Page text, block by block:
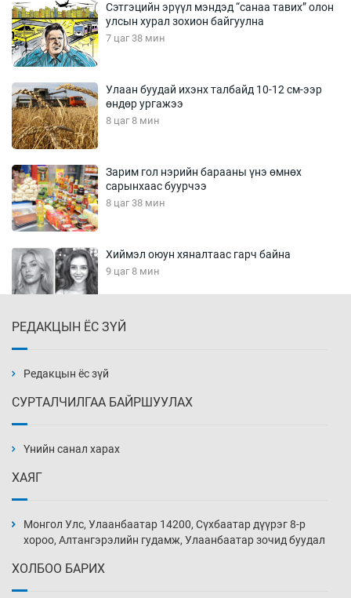
Сэтгэцийн эрүүл мэндэд “санаа тавих” олон
улсын хурал зохион байгуулна
7 цаг 38 мин
Улаан буудай ихэнх талбайд 10-12 см-ээр
өндөр ургажээ
8 цаг 8 мин
Зарим гол нэрийн барааны үнэ өмнөх
сарынхаас буурчээ
8 цаг 38 мин
Хиймэл оюун хяналтаас гарч байна
9 цаг 8 мин
9 цаг 38 мин
нэмэгджээ
10 цаг 8 мин
РЕДАКЦЫН ЁС ЗҮЙ
Редакцын ёс зүй
СУРТАЛЧИЛГАА БАЙРШУУЛАХ
Үнийн санал харах
ХАЯГ
Монгол Улс, Улаанбаатар 14200, Сүхбаатар дүүрэг 8-р
хороо, Алтангэрэлийн гудамж, Улаанбаатар зочид буудал
ХОЛБОО БАРИХ